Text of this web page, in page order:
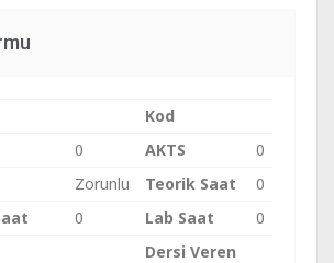
Kod
0 AKTS
0
Zorunlu Teorik Saat
0
0 Lab Saat
0
Dersi Veren